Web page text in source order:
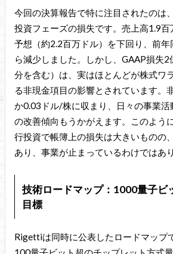
今回の決算報告で特に注目されたのは
投資フェーズの損失です。売上高1.9百
予想（約2.2百万ドル）を下回り、前
ら減少しました。しかし、GAAP損失2
分を含む）は、実はほとんどが株式ワ
る非現金項目の影響とされています。
か0.03ドル/株に収まり、日々の事業活
の改善傾向もうかがえます。このよう
行投資で帳簿上の損失は大きいものの
あり、事業が止まっているわけではあ
技術ロードマップ：1000量子ビ
目標
Rigettiは同時に公表したロードマップ